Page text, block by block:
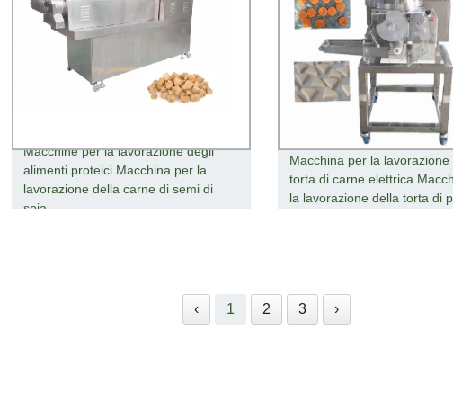
Macchine per la lavorazione degli
alimenti proteici Macchina per la
lavorazione della carne di semi di
soia
Macchina per la lavorazione
torta di carne elettrica
la lavorazione della torta di
‹ 1 2 3 ›